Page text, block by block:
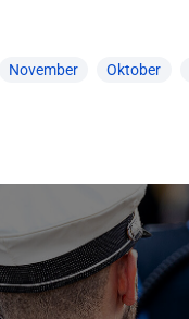
November Oktober